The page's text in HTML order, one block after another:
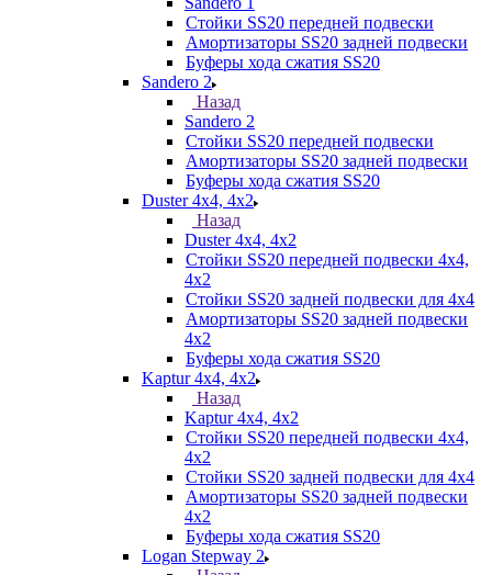
Стойки SS20 передней подвески
Амортизаторы SS20 задней подвески
Буферы хода сжатия SS20
Sandero 2
Назад
Sandero 2
Стойки SS20 передней подвески
Амортизаторы SS20 задней подвески
Буферы хода сжатия SS20
Duster 4х4, 4x2
Назад
Duster 4х4, 4x2
Стойки SS20 передней подвески 4х4,
4x2
Стойки SS20 задней подвески для 4х4
Амортизаторы SS20 задней подвески
4х2
Буферы хода сжатия SS20
Kaptur 4х4, 4х2
Назад
Kaptur 4х4, 4х2
Стойки SS20 передней подвески 4х4,
4x2
Стойки SS20 задней подвески для 4х4
Амортизаторы SS20 задней подвески
4х2
Буферы хода сжатия SS20
Logan Stepway 2